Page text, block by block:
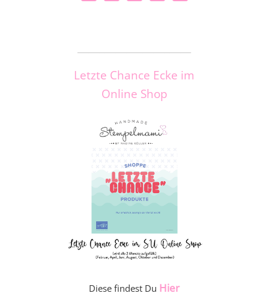
Letzte Chance Ecke im
Online Shop
Diese findest Du Hier